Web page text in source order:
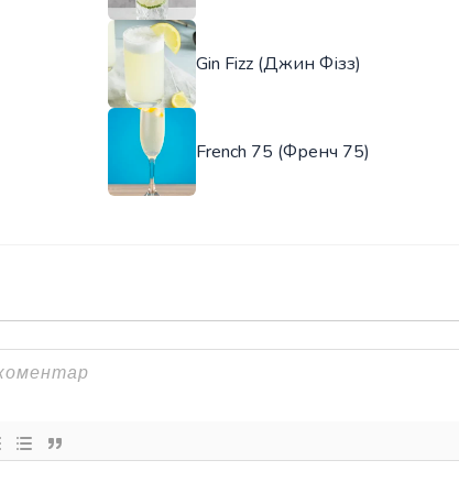
Gin Fizz (Джин Фізз)
French 75 (Френч 75)